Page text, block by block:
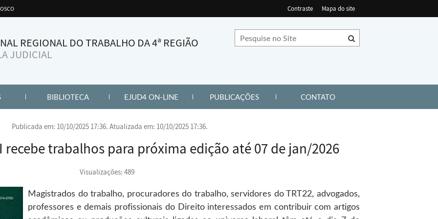
Contraste Mapa do site
REGIONAL DO TRABALHO DA 4ª REGIÃO
JUDICIAL
(ABRE PAINEL DE LINKS)
BIBLIOTECA(ABRE PAINEL DE LINKS)
EJUD4 ON-LINE(ABRE PAINEL DE LINKS)
PUBLICAÇÕES(ABRE PAINEL DE LINKS)
CONTATO(ABRE PAINEL DE LINKS)
Publicada em: 10/10/2025 17:36. Atualizada em: 10/10/2025 17:36.
recebe trabalhos para próxima edição até 07 de jan/2026
Visualizações: 489
Magistrados do trabalho, procuradores do trabalho, servidores do TRT22, advogados,
professores e demais profissionais do Direito interessados em contribuir com artigos